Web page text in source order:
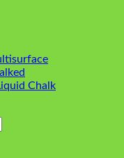
Chalk